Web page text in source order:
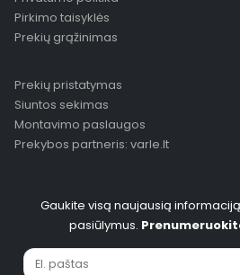
Pirkimo taisyklės
Prekių grąžinimas
Prekių pristatymas
Siuntos sekimas
Montavimo paslaugos
Prekybos partneris: varle.lt
Gaukite visą naujausią
pasiūlymus.